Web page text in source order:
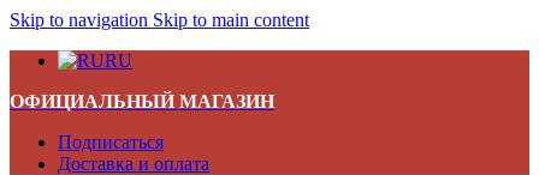
Skip to navigation Skip to main content
RU
ОФИЦИАЛЬНЫЙ МАГАЗИН
Подписаться
Доставка и оплата